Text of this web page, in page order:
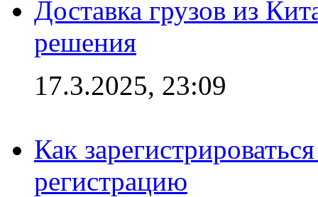
Доставка грузов из
решения
17.3.2025, 23:09
Как
регистрацию